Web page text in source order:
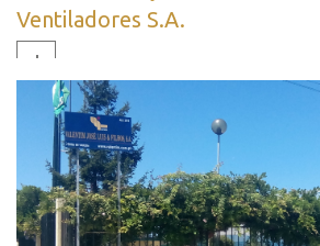
Ventiladores S.A.
+